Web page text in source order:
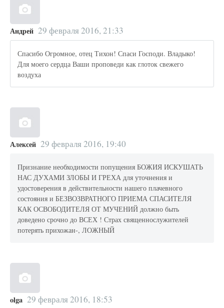
Андрей 29 февраля 2016, 21:33
Спасибо Огромное, отец Тихон! Спаси Господи. Владыко!
Для моего сердца Ваши проповеди как глоток свежего
воздуха
Алексей 29 февраля 2016, 19:40
Признание необходимости попущения БОЖИЯ ИСКУШАТЬ
НАС ДУХАМИ ЗЛОБЫ И ГРЕХА для уточнения и
удостоверения в действительности нашего плачевного
состояния и БЕЗВОЗВРАТНОГО ПРИЕМА СПАСИТЕЛЯ
КАК ОСВОБОДИТЕЛЯ ОТ МУЧЕНИЙ должно быть
доведено срочно до ВСЕХ ! Страх священнослужителей
потерять прихожан-, ЛОЖНЫЙ
olga 29 февраля 2016, 18:53